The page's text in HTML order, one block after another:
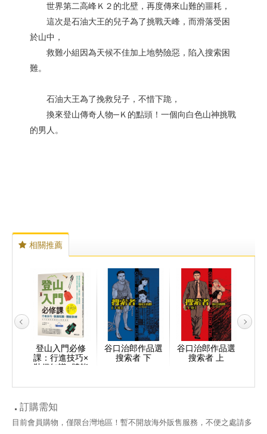
世界第二高峰Ｋ２的北壁，再度傳來山難的噩耗，
這次是石油大王的兒子為了挑戰天峰，而滑落受困
於山中，
救難小組因為天候不佳加上地勢險惡，陷入搜索困
難。
石油大王為了挽救兒子，不惜下跪，
換來登山傳奇人物─Ｋ的點頭！一個向白色山神挑戰
的男人。
相關推薦
登山入門必修
課：行進技巧×
裝備知識×體能
的無痛登山實用
谷口治郎作品選
搜索者 下
谷口治郎作品選
搜索者 上
訂購需知
目前會員購物，僅限台灣地區！暫不開放海外販售服務，不便之處請多